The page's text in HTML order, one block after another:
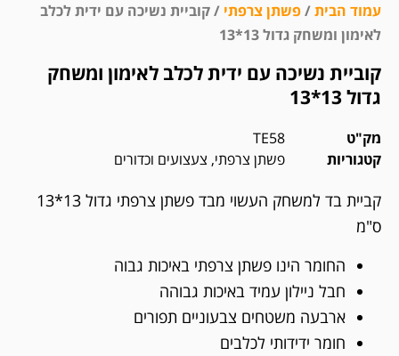
עמוד הבית/פשתן צרפתי / קוביית נשיכה עם ידית לכלב
לאימון ומשחק גדול 13*13
קוביית נשיכה עם ידית לכלב לאימון ומשחק
גדול 13*13
מק"ט
TE58
קטגוריות
פשתן צרפתי, צעצועים וכדורים
קביית בד למשחק העשוי מבד פשתן צרפתי גדול 13*13
ס"מ
החומר הינו פשתן צרפתי באיכות גבוה
חבל ניילון עמיד באיכות גבוהה
ארבעה משטחים צבעוניים תפורים
חומר ידידותי לכלבים